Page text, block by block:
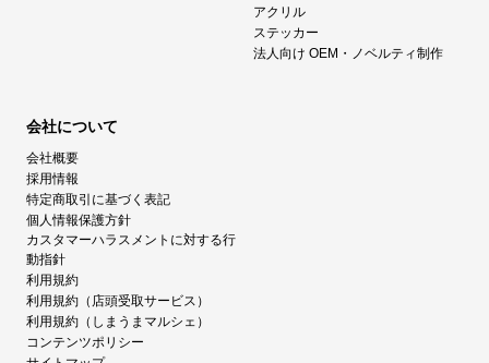
アクリル
ステッカー
法人向け OEM・ノベルティ制作
会社について
会社概要
採用情報
特定商取引に基づく表記
個人情報保護方針
カスタマーハラスメントに対する行
動指針
利用規約
利用規約（店頭受取サービス）
利用規約（しまうまマルシェ）
コンテンツポリシー